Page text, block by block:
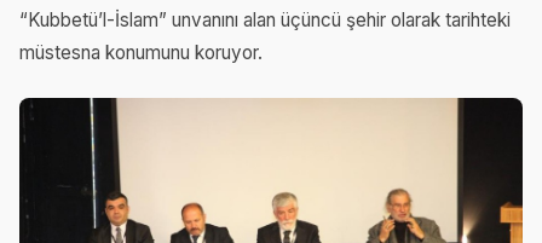
“Kubbetü’l-İslam” unvanını alan üçüncü şehir olarak tarihteki
müstesna konumunu koruyor.